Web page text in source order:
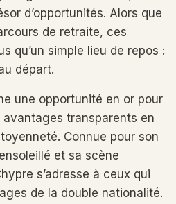
d’opportunités. Alors que
de retraite, ces
qu’un simple lieu de repos :
départ.
une opportunité en or pour
transparents en
Connue pour son
et sa scène
s’adresse à ceux qui
de la double nationalité.